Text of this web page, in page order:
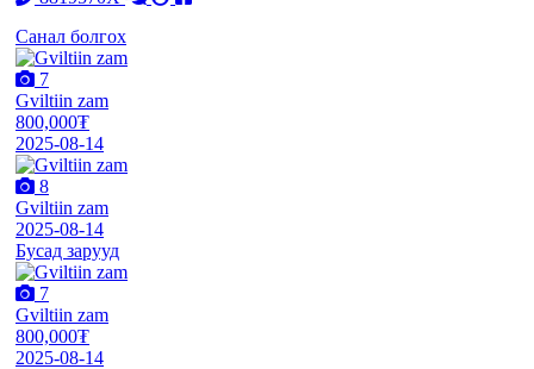
Санал болгох
7
Gviltiin zam
800,000₮
2025-08-14
8
Gviltiin zam
2025-08-14
Бусад зарууд
7
Gviltiin zam
800,000₮
2025-08-14